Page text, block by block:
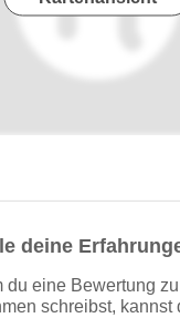
deine
du eine Bewertung
schreibst, kannst